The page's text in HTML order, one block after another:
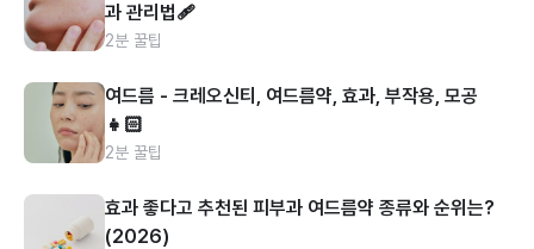
과 관리법🩹
2분 꿀팁
여드름 - 크레오신티, 여드름약, 효과, 부작용, 모공
👧🏻
2분 꿀팁
효과 좋다고 추천된 피부과 여드름약 종류와 순위는?
(2026)